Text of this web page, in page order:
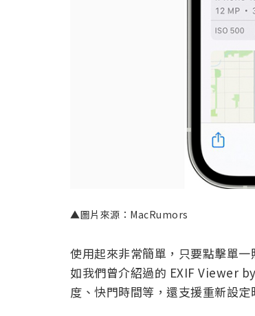
▲圖片來源：MacRumors
使用起來非常簡單，只要點擊單
如我們曾介紹過的 EXIF Viewer
度、快門時間等，還支援重新設